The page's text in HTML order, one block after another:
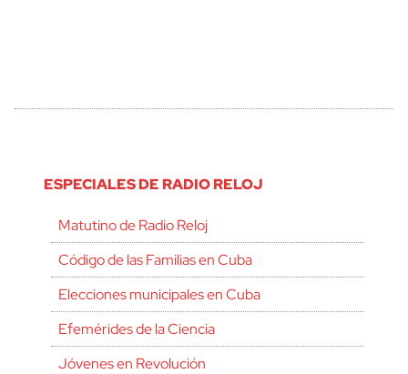
ESPECIALES DE RADIO RELOJ
Matutino de Radio Reloj
Código de las Familias en Cuba
Elecciones municipales en Cuba
Efemérides de la Ciencia
Jóvenes en Revolución